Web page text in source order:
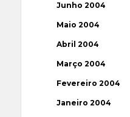
Junho 2004
Maio 2004
Abril 2004
Março 2004
Fevereiro 2004
Janeiro 2004